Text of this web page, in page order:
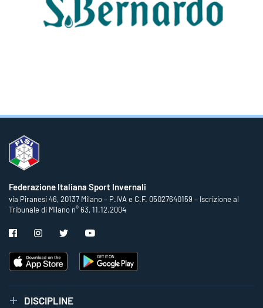
Federazione Italiana Sport Invernali
via Piranesi 46, 20137 Milano – P.IVA e C.F. 05027640159 – Iscrizione al
Tribunale di Milano n° 63, 11.12.2004
DISCIPLINE